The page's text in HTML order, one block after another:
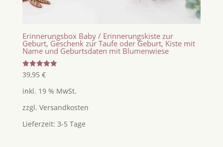
Erinnerungsbox Baby / Erinnerungskiste zur
Geburt, Geschenk zur Taufe oder Geburt, Kiste mit
Name und Geburtsdaten mit Blumenwiese
Bewertet
mit
von 5
39,95 €
inkl. 19 % MwSt.
zzgl. Versandkosten
Lieferzeit: 3-5 Tage